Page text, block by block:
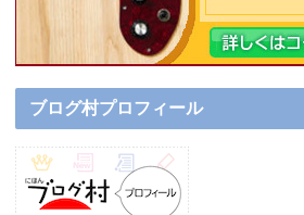
ブログ村プロフィール